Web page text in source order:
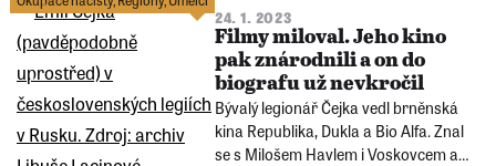
realitě zde ožijí skutečné příběhy, které
návštěvníky zavedou do totalitních
režimů minulého století.
24. 1. 2023
Filmy miloval. Jeho kino
pak znárodnili a on do
biografu už nevkročil
Bývalý legionář Čejka vedl brněnská
kina Republika, Dukla a Bio Alfa. Znal
se s Milošem Havlem i Voskovcem a